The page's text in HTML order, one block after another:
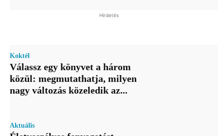
Hirdetés
Koktél
Válassz egy könyvet a három
közül: megmutathatja, milyen
nagy változás közeledik az...
Aktuális